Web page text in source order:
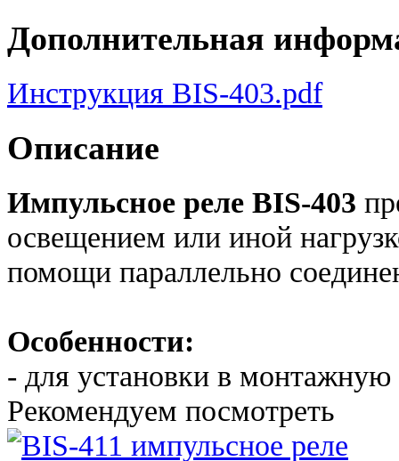
Дополнительная
Инструкция BIS-403.pdf
Описание
Импульсное реле BIS-403
освещением или иной
помощи параллельно
Особенности:
- для установки в монтажную
Рекомендуем посмотреть